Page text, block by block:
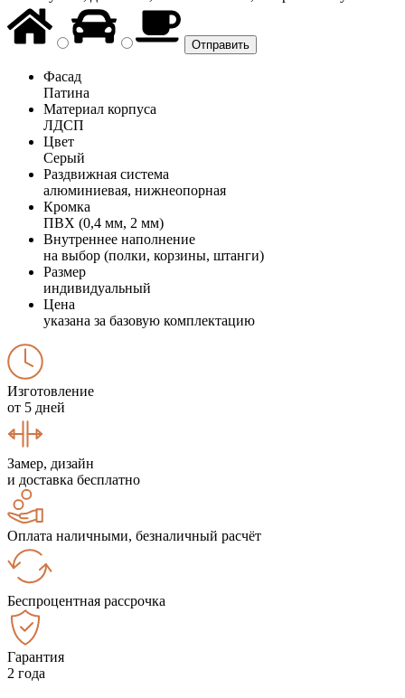
Фасад
Патина
Материал корпуса
ЛДСП
Цвет
Серый
Раздвижная система
алюминиевая, нижнеопорная
Кромка
ПВХ (0,4 мм, 2 мм)
Внутреннее наполнение
на выбор (полки, корзины, штанги)
Размер
индивидуальный
Цена
указана за базовую комплектацию
Изготовление
от 5 дней
Замер, дизайн
и доставка бесплатно
Оплата наличными, безналичный расчёт
Беспроцентная рассрочка
Гарантия
2 года